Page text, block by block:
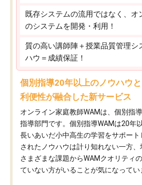
既存システムの流用ではなく、オ
のシステムを開発・利用！
質の高い講師陣＋授業品質管理シ
ハウ＝成績保証！
個別指導20年以上のノウハウ
利便性が融合した新サービス
オンライン家庭教師WAMは、個別指
指導部門です。個別指導WAMは20年
長いあいだ小中高生の学習をサポー
されたノウハウは計り知れない一方
さまざまな課題からWAMクオリティ
ていない方がいることが気になってい